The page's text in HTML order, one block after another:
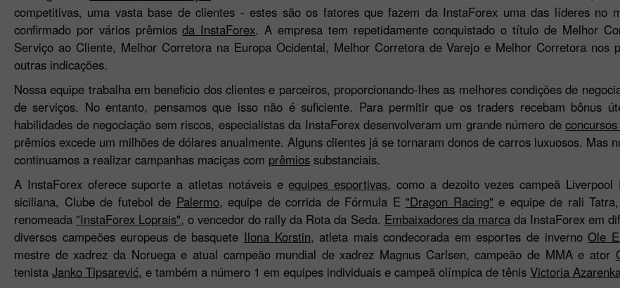
competitivas, uma vasta base de clientes - estes são os fatores que fazem da InstaForex uma das líderes no
confirmado por vários prêmiosda InstaForex. A empresa tem repetidamente conquistado o título de Melhor
Serviço ao Cliente, Melhor Corretora na Europa Ocidental, Melhor Corretora de Varejo e Melhor Corretora nos
outras indicações.
Nossa equipe trabalha em beneficio dos clientes e parceiros, proporcionando-lhes as melhores condições de
de serviços. No entanto, pensamos que isso não é suficiente. Para permitir que os traders recebam bônus
habilidades de negociação sem riscos, especialistas da InstaForex desenvolveram um grande número de
prêmios excede um milhões de dólares anualmente. Alguns clientes já se tornaram donos de carros luxuosos. Mas
continuamos a realizar campanhas maciças com prêmios substanciais.
A InstaForex oferece suporte a atletas notáveis eequipes esportivas, como a dezoito vezes campeã
siciliana, Clube de futebol de Palermo, equipe de corrida de Fórmula E "Dragon Racing" e equipe de rali
renomeada "InstaForex Loprais", o vencedor do rally da Rota da Seda. Embaixadores da marcada InstaForex em
diversos campeões europeus de basquete Ilona Korstin, atleta mais condecorada em esportes de invernoOle
mestre de xadrez da Noruega e atual campeão mundial de xadrez Magnus Carlsen, campeão de MMA e ator
tenista Janko Tipsarević, e também a número 1 em equipes individuais e campeã olímpica de tênis Victoria
Bônus de 30%
Bônus do Clube da
InstaForex
Chancy deposit